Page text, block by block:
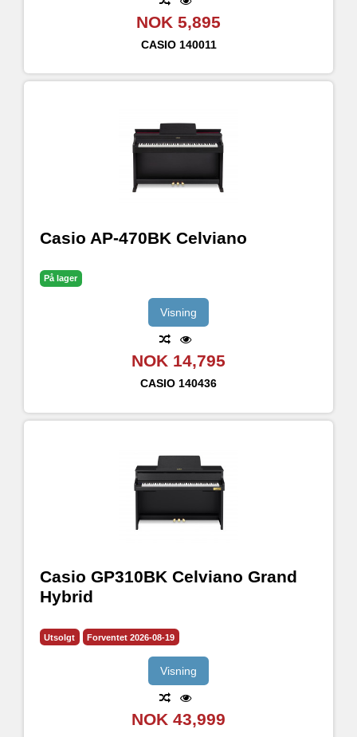
NOK 5,895
CASIO 140011
Casio AP-470BK Celviano
På lager
Visning
NOK 14,795
CASIO 140436
Casio GP310BK Celviano Grand
Hybrid
Utsolgt Forventet 2026-08-19
Visning
NOK 43,999